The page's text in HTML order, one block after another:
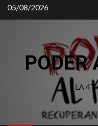
05/08/2026
PODER
LA 4T